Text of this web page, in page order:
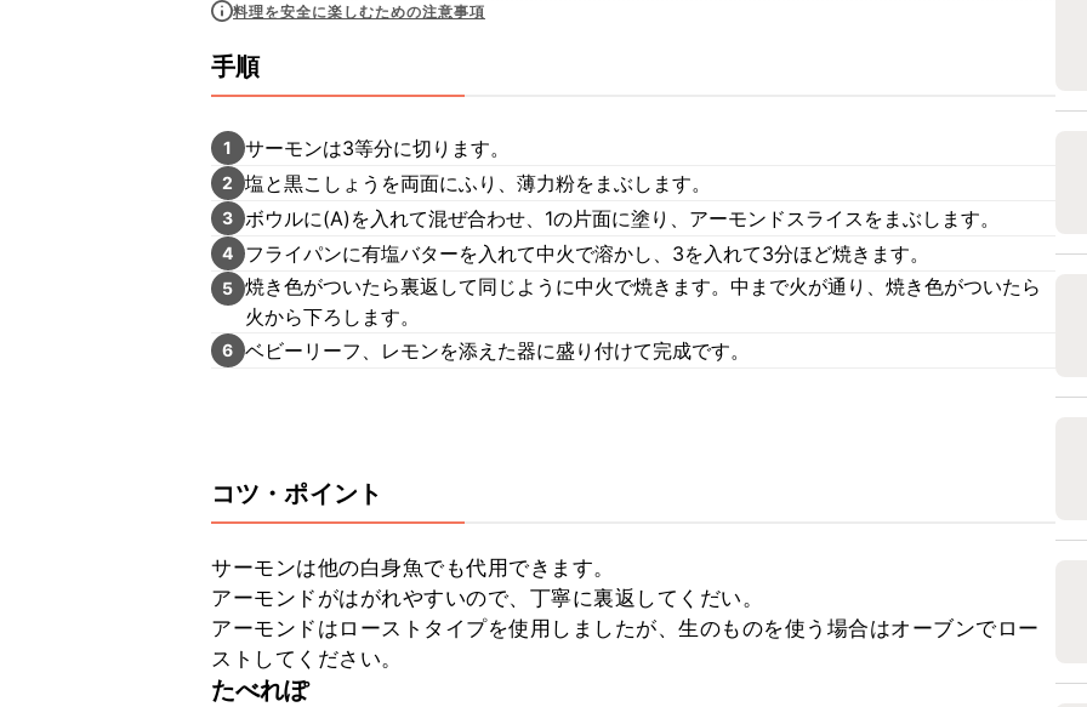
料理を安全に楽しむための注意事項
手順
1 サーモンは3等分に切ります。
2 塩と黒こしょうを両面にふり、薄力粉をまぶします。
3 ボウルに(A)を入れて混ぜ合わせ、1の片面に塗り、アーモンドスライスをまぶします。
4 フライパンに有塩バターを入れて中火で溶かし、3を入れて3分ほど焼きます。
5 焼き色がついたら裏返して同じように中火で焼きます。中まで火が通り、焼き色がついたら
火から下ろします。
6 ベビーリーフ、レモンを添えた器に盛り付けて完成です。
コツ・ポイント
サーモンは他の白身魚でも代用できます。
アーモンドがはがれやすいので、丁寧に裏返してくだい。
アーモンドはローストタイプを使用しましたが、生のものを使う場合はオーブンでロー
ストしてください。
たべれぽ